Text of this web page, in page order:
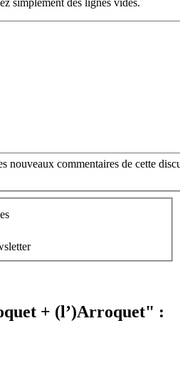
nouveaux commentaires de cette
+ (l’)Arroquet" :